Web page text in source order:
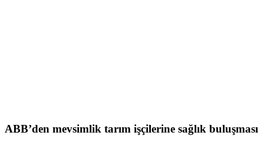
ABB’den mevsimlik tarım işçilerine sağlık buluşması